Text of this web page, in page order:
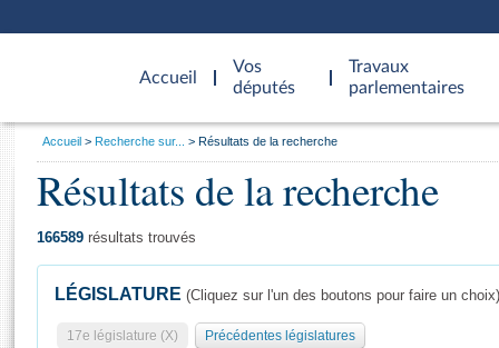
Accueil
d'accueil
Vos
députés
Travaux
parlementaires
Général
Vous
Accueil Recherche sur... Résultats de la recherche
Résultats de la recherche
166589 résultats trouvés
LÉGISLATURE (Cliquez sur l'un des boutons pour faire un choix)
17e législature (X) Précédentes législatures